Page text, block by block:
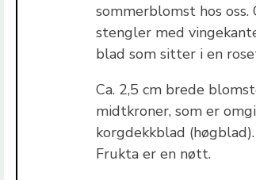
sommerblomst hos
stengler med
blad som sitter i en
Ca. 2,5 cm brede
midtkroner, som er
korgdekkblad
Frukta er en nøtt.